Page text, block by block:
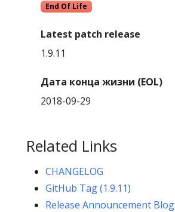
End Of Life
Latest patch release
1.9.11
Дата конца жизни (EOL)
2018-09-29
Related Links
CHANGELOG
GitHub Tag (1.9.11)
Release Announcement Blog